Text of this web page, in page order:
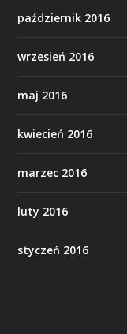
październik 2016
wrzesień 2016
maj 2016
kwiecień 2016
marzec 2016
luty 2016
styczeń 2016